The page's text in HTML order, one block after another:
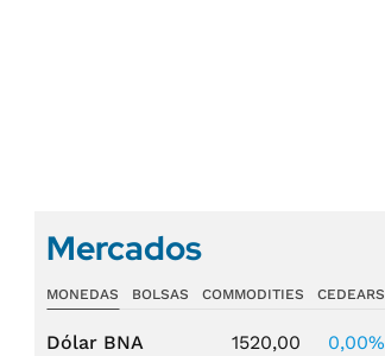
Mercados
MONEDAS BOLSAS COMMODITIES CEDEARS
Dólar BNA 1520,00
0,00%